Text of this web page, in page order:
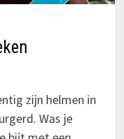
zijn helmen in
Was je